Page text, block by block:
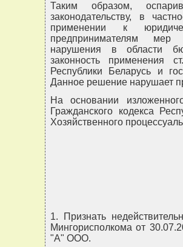
Таким образом,
законодательству, в
применении к
предпринимателям мер
нарушения в области
законность применения
Республики Беларусь и
Данное решение нарушает
На основании
Гражданского кодекса
Хозяйственного
1. Признать
Мингорисполкома от
"А" ООО.